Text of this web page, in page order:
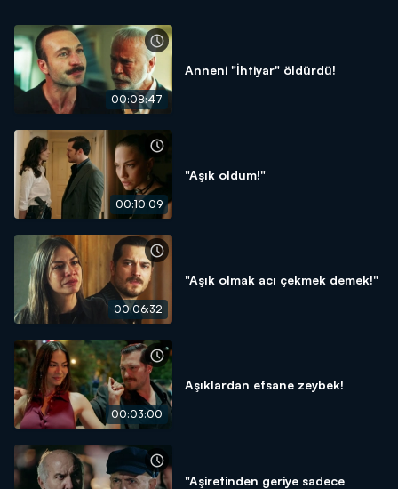
00:08:47
Anneni "İhtiyar" öldürdü!
00:10:09
"Aşık oldum!"
00:06:32
"Aşık olmak acı çekmek demek!"
00:03:00
Aşıklardan efsane zeybek!
"Aşiretinden geriye sadece